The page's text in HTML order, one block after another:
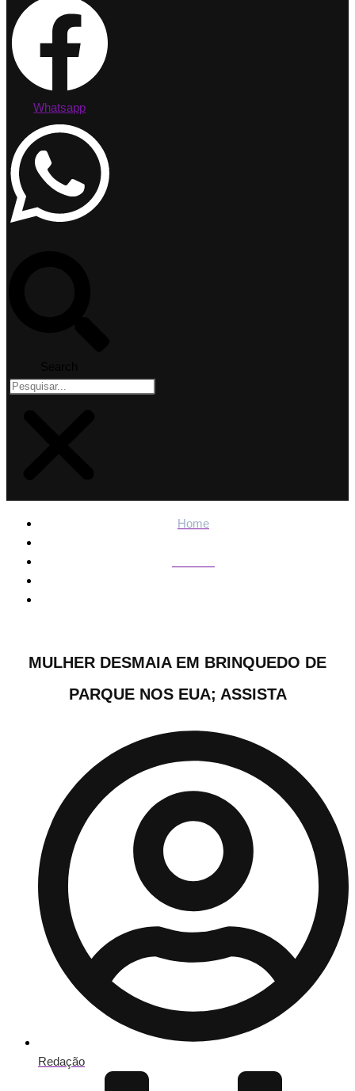
Whatsapp
Home
MULHER DESMAIA EM BRINQUEDO DE
PARQUE NOS EUA; ASSISTA
Redação